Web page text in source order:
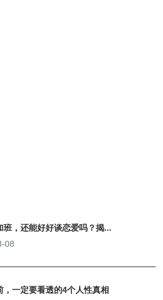
班，还能好好谈恋爱吗？揭...
08
，一定要看透的4个人性真相